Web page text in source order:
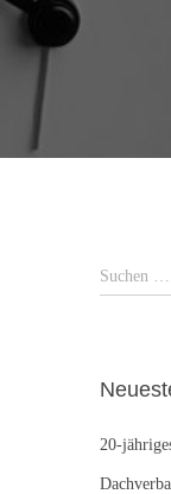
u
n
a
c
Suchen …
20-